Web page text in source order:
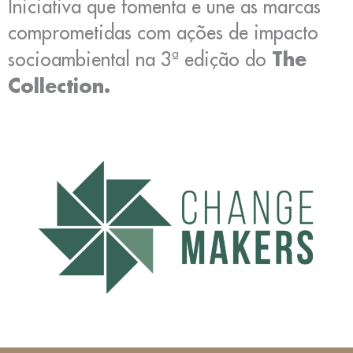
Iniciativa que fomenta e une as marcas
comprometidas com ações de impacto
socioambiental na 3ª edição do The
Collection.